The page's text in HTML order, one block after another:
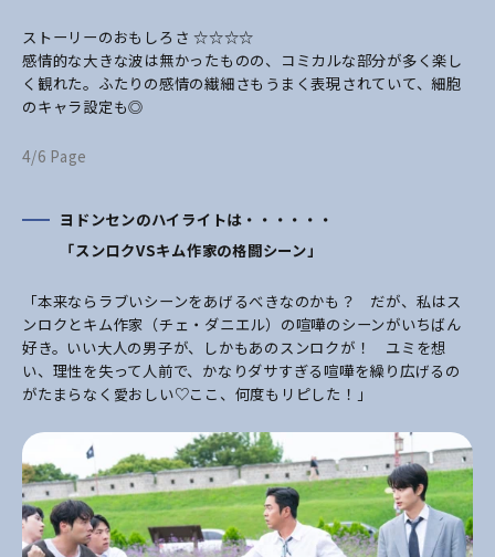
ストーリーのおもしろさ ☆☆☆☆
感情的な大きな波は無かったものの、コミカルな部分が多く楽し
く観れた。ふたりの感情の繊細さもうまく表現されていて、細胞
のキャラ設定も◎
4/6 Page
ヨドンセンのハイライトは・・・・・・
「スンロクVSキム作家の格闘シーン」
「本来ならラブいシーンをあげるべきなのかも？ だが、私はス
ンロクとキム作家（チェ・ダニエル）の喧嘩のシーンがいちばん
好き。いい大人の男子が、しかもあのスンロクが！ ユミを想
い、理性を失って人前で、かなりダサすぎる喧嘩を繰り広げるの
がたまらなく愛おしい♡ここ、何度もリピした！」